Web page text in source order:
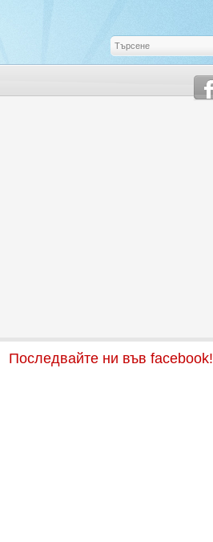
Последвайте ни във facebook!